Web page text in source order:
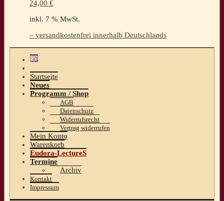
24,00 €
inkl. 7 % MwSt.
– versandkostenfrei innerhalb Deutschlands
Startseite
Neues
Programm / Shop
AGB
Datenschutz
Widerrufsrecht
Vertrag widerrufen
Mein Konto
Warenkorb
Eudora-LectureS
Termine
Archiv
Kontakt
Impressum